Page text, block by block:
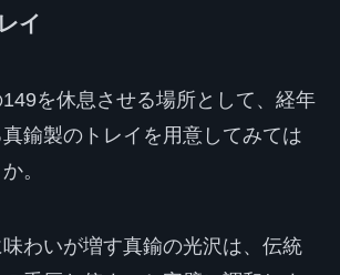
イ
を休息させる場所として、経年
鍮製のトレイを用意してみては
。
わいが増す真鍮の光沢は、伝統